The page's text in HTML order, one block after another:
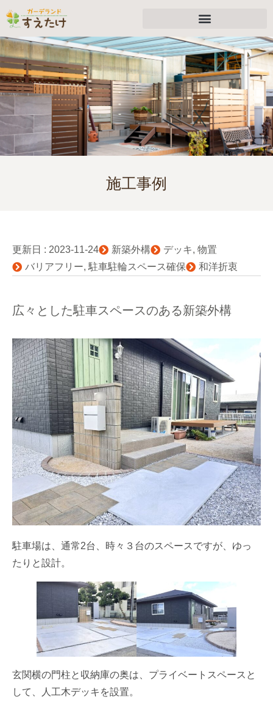
施工事例
更新日 : 2023-11-24 新築外構 デッキ, 物置
バリアフリー, 駐車駐輪スペース確保 和洋折衷
広々とした駐車スペースのある新築外構
駐車場は、通常2台、時々３台のスペースですが、ゆっ
たりと設計。
玄関横の門柱と収納庫の奥は、プライベートスペースと
して、人工木デッキを設置。